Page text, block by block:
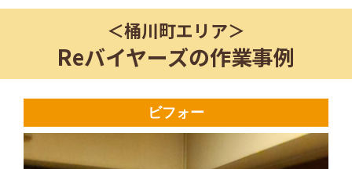
＜桶川町エリア＞
Reバイヤーズの作業事例
ビフォー